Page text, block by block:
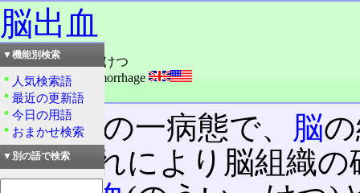
脳出血
読み：のうしゅっけつ
外語：Cerebral hemorrhage
品詞：名詞
脳卒中 の一病態で、 脳
状。これにより脳組織
▼機能別検索
人気検索語
最近の更新語
今日の用語
おまかせ検索
▼別の語で検索